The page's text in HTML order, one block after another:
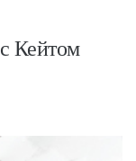
Кейтом